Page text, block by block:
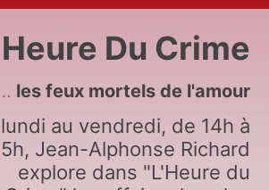
Du Crime
5032 - L'INTÉGRALE - Nicolas Ribes : les feux mortels de l'amour
au vendredi, de 14h à
Jean-Alphonse Richard
explore dans "L'Heure du